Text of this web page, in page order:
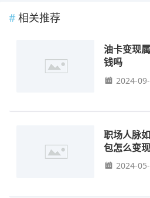
相关推荐
油卡变现
钱吗
2024-
职场人脉
包怎么变
2024-